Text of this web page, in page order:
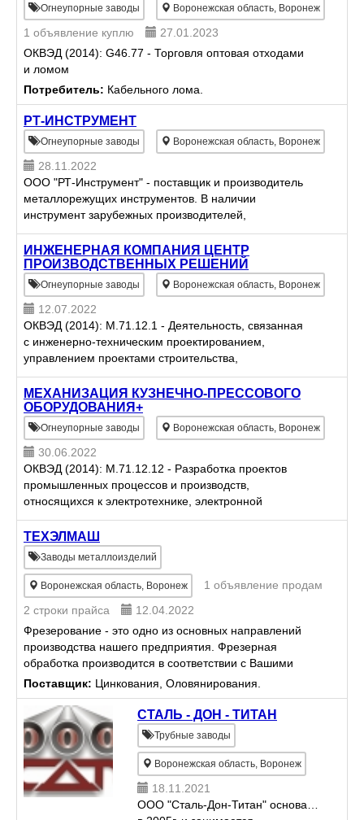
Огнеупорные заводы Воронежская область, Воронеж
1 объявление куплю
27.01.2023
ОКВЭД (2014): G46.77 - Торговля оптовая отходами
и ломом
Потребитель: Кабельного лома.
РТ-ИНСТРУМЕНТ
Огнеупорные заводы Воронежская область, Воронеж
28.11.2022
ООО "РТ-Инструмент" - поставщик и производитель
металлорежущих инструментов. В наличии
инструмент зарубежных производителей,
отечественных, а также собственного производства.
Возможно изготовление инс...
ИНЖЕНЕРНАЯ КОМПАНИЯ ЦЕНТР
ПРОИЗВОДСТВЕННЫХ РЕШЕНИЙ
Огнеупорные заводы Воронежская область, Воронеж
12.07.2022
ОКВЭД (2014): M.71.12.1 - Деятельность, связанная
с инженерно-техническим проектированием,
управлением проектами строительства,
выполнением строительного контроля и авторского
надзора
МЕХАНИЗАЦИЯ КУЗНЕЧНО-ПРЕССОВОГО
ОБОРУДОВАНИЯ+
Огнеупорные заводы Воронежская область, Воронеж
30.06.2022
ОКВЭД (2014): M.71.12.12 - Разработка проектов
промышленных процессов и производств,
относящихся к электротехнике, электронной
технике, горному делу, химической технологии,
машиностроению, а также в о...
ТЕХЭЛМАШ
Заводы металлоизделий
Воронежская область, Воронеж
1 объявление продам
2 строки прайса
12.04.2022
Фрезерование - это одно из основных направлений
производства нашего предприятия. Фрезерная
обработка производится в соответствии с Вашими
чертежами на высокоточных станках DECKEL MAHO
DMC 1035 V 2007 ...
Поставщик: Цинкования, Оловянирования.
СТАЛЬ - ДОН - ТИТАН
Трубные заводы
Воронежская область, Воронеж
18.11.2021
ООО "Сталь-Дон-Титан" основано